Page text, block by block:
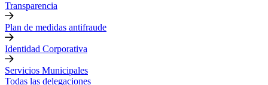
Transparencia
Plan de medidas antifraude
Identidad Corporativa
Servicios Municipales
Todas las delegaciones